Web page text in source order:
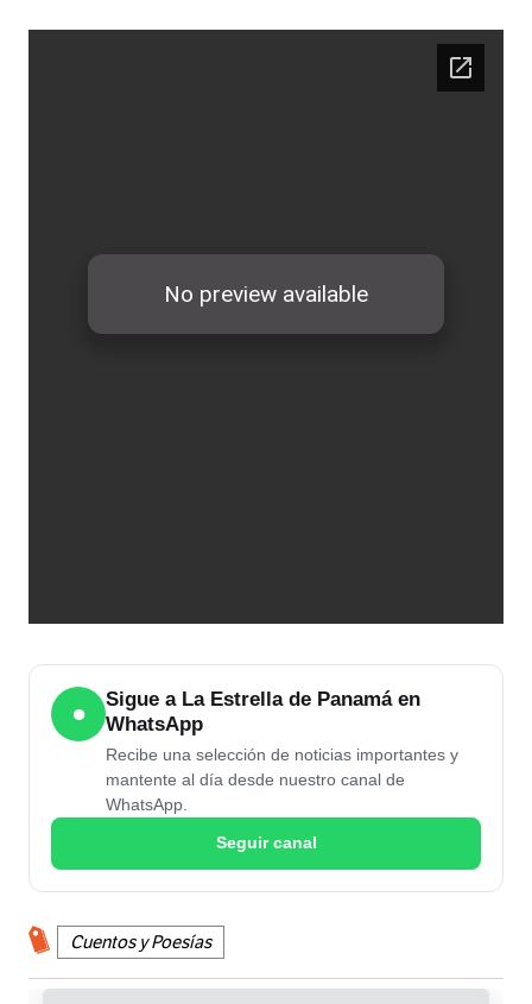
●
Sigue a La Estrella de Panamá en
WhatsApp
Recibe una selección de noticias importantes y
mantente al día desde nuestro canal de
WhatsApp.
Seguir canal
Cuentos y Poesías